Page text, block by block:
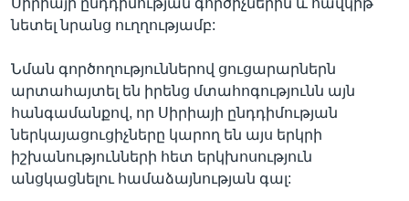
նետել նրանց ուղղությամբ:
Նման գործողություններով ցուցարարներն
արտահայտել են իրենց մտահոգությունն այն
հանգամանքով, որ Սիրիայի ընդդիմության
ներկայացուցիչները կարող են այս երկրի
իշխանությունների հետ երկխոսություն
անցկացնելու համաձայնության գալ: